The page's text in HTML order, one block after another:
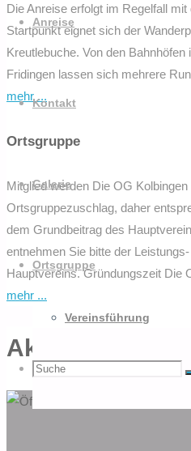
Anreise
Kontakt
Galerie
Ortsgruppe
Vereinsführung
Suche
Suchen
Die Anreise erfolgt im Regelfall
Startpunkt eignet sich der
Kreutlebuche. Von den
Fridingen lassen sich mehrere
mehr ...
Ortsgruppe
Mitglied werden Die OG
Ortsgruppezuschlag, daher
dem Grundbeitrag des
entnehmen Sie bitte der
Hauptvereins. Gründungszeit Die
mehr ...
Aktuelle